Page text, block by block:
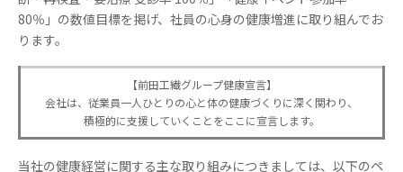
80％」の数値目標を掲げ、社員の心身の健康増進に取り組んでお
ります。
【前田工繊グループ健康宣言】
会社は、従業員一人ひとりの心と体の健康づくりに深く関わり、
積極的に支援していくことをここに宣言します。
当社の健康経営に関する主な取り組みにつきましては、以下のペ